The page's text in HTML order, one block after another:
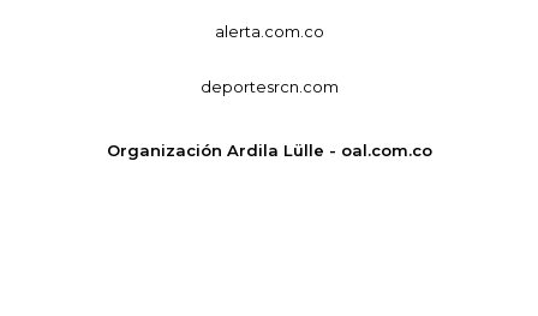
alerta.com.co
deportesrcn.com
Organización Ardila Lülle - oal.com.co